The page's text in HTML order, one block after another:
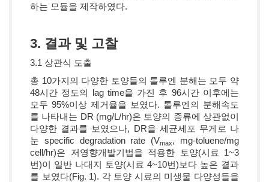
하는 모듈을 제작하였다.
3. 결과 및 고찰
3.1 상관식 도출
총 10가지의 다양한 토양들의 톨루엔 분해는 모두 약
48시간 정도의 lag time을 가진 후 96시간 이후에는
모두 95%이상 제거율을 보였다. 톨루엔의 분해속도
를 나타내는 DR (mg/L/hr)은 토양의 종류에 상관없이
다양한 결과를 보였으나, DR을 세균세포 무게로 나
눈 specific degradation rate (Vmax, mg-toluene/mg
cell/hr)은 저영향개발기법을 적용한 토양(시료 1~3
번)이 일반 나대지 토양(시료 4~10번)보다 높은 결과
를 보였다(Fig. 1). 각 토양 시료의 미생물 다양성들을